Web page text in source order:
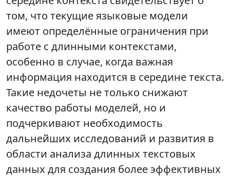
том, что текущие языковые модели
имеют определённые ограничения при
работе с длинными контекстами,
особенно в случае, когда важная
информация находится в середине текста.
Такие недочеты не только снижают
качество работы моделей, но и
подчеркивают необходимость
дальнейших исследований и развития в
области анализа длинных текстовых
данных для создания более эффективных